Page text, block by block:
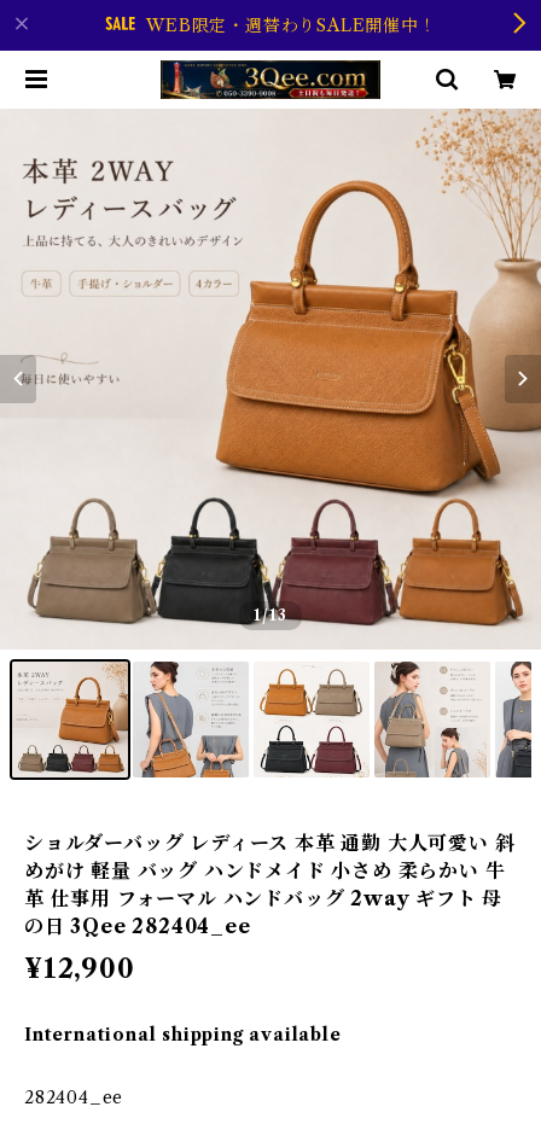
WEB限定・週替わりSALE開催中！
1/13
ショルダーバッグ レディース 本革 通勤 大人可愛い 斜
めがけ 軽量 バッグ ハンドメイド 小さめ 柔らかい 牛
革 仕事用 フォーマル ハンドバッグ 2way ギフト 母
の日 3Qee 282404_ee
¥12,900
International shipping available
282404_ee